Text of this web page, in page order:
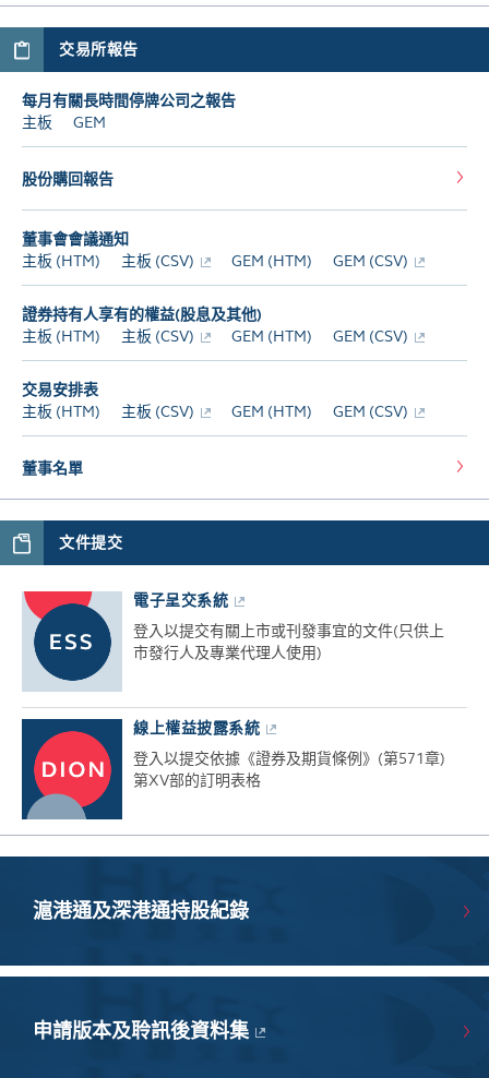
交易所報告
每月有關長時間停牌公司之報告
主板
GEM
股份購回報告
董事會會議通知
主板 (HTM)
主板 (CSV) GEM (HTM) GEM (CSV)
證券持有人享有的權益(股息及其他)
主板 (HTM)
主板 (CSV) GEM (HTM) GEM (CSV)
交易安排表
主板 (HTM)
主板 (CSV) GEM (HTM) GEM (CSV)
董事名單
文件提交
電子呈交系統
登入以提交有關上市或刊發事宜的文件(只供上
市發行人及專業代理人使用)
線上權益披露系統
登入以提交依據《證券及期貨條例》(第571章)
第XV部的訂明表格
滬港通及深港通持股紀錄
申請版本及聆訊後資料集